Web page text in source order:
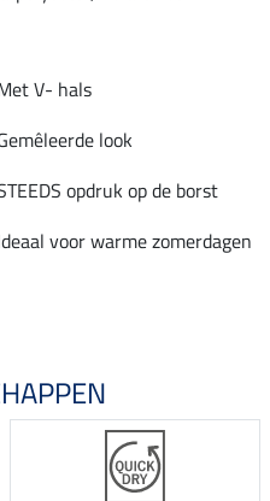
V- hals
look
opdruk op de borst
voor warme zomerdagen